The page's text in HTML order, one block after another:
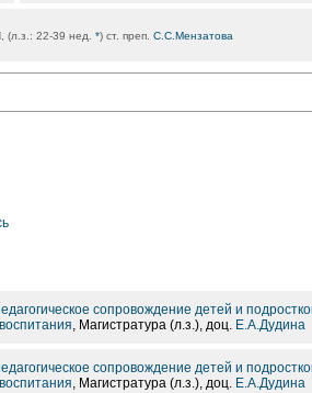
22-39 нед. *) ст. преп. С.С.Мензатова
сопровождение детей и
, Магистратура (л.з.), доц. Е.А.Дудина
сопровождение детей и
, Магистратура (л.з.), доц. Е.А.Дудина